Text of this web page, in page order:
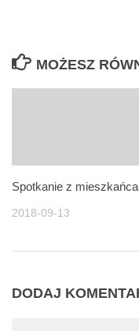
MOŻESZ
Spotkanie z
2018-09-13
DODAJ